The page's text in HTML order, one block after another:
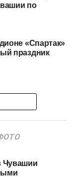
по
«Спартак»
праздник
Чувашии